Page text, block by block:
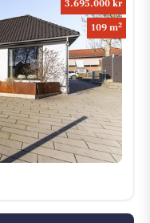
3.695.000 kr
109 m2